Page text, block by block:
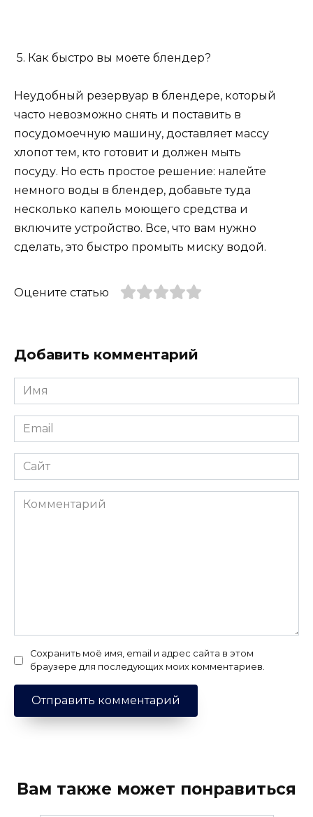
5. Как быстро вы моете блендер?
Неудобный резервуар в блендере, который
часто невозможно снять и поставить в
посудомоечную машину, доставляет массу
хлопот тем, кто готовит и должен мыть
посуду. Но есть простое решение: налейте
немного воды в блендер, добавьте туда
несколько капель моющего средства и
включите устройство. Все, что вам нужно
сделать, это быстро промыть миску водой.
Оцените статью
Добавить комментарий
Имя
*
Email
*
Сайт
Комментарий
Сохранить моё имя, email и адрес сайта в этом
браузере для последующих моих комментариев.
Вам также может понравиться